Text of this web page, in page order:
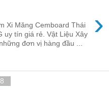
›
Xi Măng Cemboard Thái
uy tín giá rẻ. Vật Liệu Xây
đơn vị hàng đầu ...